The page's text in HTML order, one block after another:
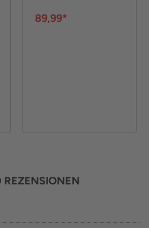
89,99*
REZENSIONEN